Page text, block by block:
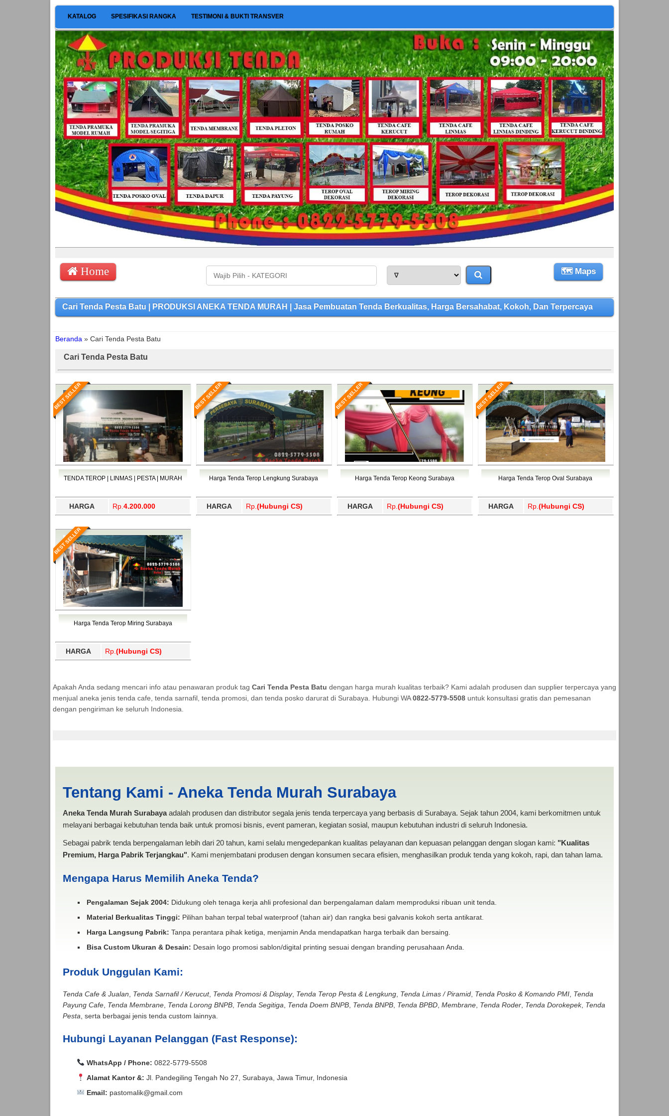
KATALOG SPESIFIKASI RANGKA TESTIMONI & BUKTI TRANSVER
Home 🗺 Maps
Cari Tenda Pesta Batu | PRODUKSI ANEKA TENDA MURAH | Jasa Pembuatan Tenda Berkualitas, Harga Bersahabat, Kokoh, Dan Terpercaya
Beranda » Cari Tenda Pesta Batu
Cari Tenda Pesta Batu
BEST SELLER
TENDA TEROP | LINMAS | PESTA | MURAH
HARGA Rp. 4.200.000
BEST SELLER
Harga Tenda Terop Lengkung Surabaya
HARGA Rp. (Hubungi CS)
BEST SELLER
Harga Tenda Terop Keong Surabaya
HARGA Rp. (Hubungi CS)
BEST SELLER
Harga Tenda Terop Oval Surabaya
HARGA Rp. (Hubungi CS)
BEST SELLER
Harga Tenda Terop Miring Surabaya
HARGA Rp. (Hubungi CS)
Apakah Anda sedang mencari info atau penawaran produk tag Cari Tenda Pesta Batu dengan harga murah kualitas terbaik? Kami adalah produsen dan supplier terpercaya yang
menjual aneka jenis tenda cafe, tenda sarnafil, tenda promosi, dan tenda posko darurat di Surabaya. Hubungi WA0822-5779-5508untuk konsultasi gratis dan pemesanan
dengan pengiriman ke seluruh Indonesia.
Tentang Kami - Aneka Tenda Murah Surabaya
Aneka Tenda Murah Surabayaadalah produsen dan distributor segala jenis tenda terpercaya yang berbasis di Surabaya. Sejak tahun 2004, kami berkomitmen untuk
melayani berbagai kebutuhan tenda baik untuk promosi bisnis, event pameran, kegiatan sosial, maupun kebutuhan industri di seluruh Indonesia.
Sebagai pabrik tenda berpengalaman lebih dari 20 tahun, kami selalu mengedepankan kualitas pelayanan dan kepuasan pelanggan dengan slogan kami: "Kualitas
Premium, Harga Pabrik Terjangkau". Kami menjembatani produsen dengan konsumen secara efisien, menghasilkan produk tenda yang kokoh, rapi, dan tahan lama.
Mengapa Harus Memilih Aneka Tenda?
Pengalaman Sejak 2004: Didukung oleh tenaga kerja ahli profesional dan berpengalaman dalam memproduksi ribuan unit tenda.
Material Berkualitas Tinggi: Pilihan bahan terpal tebal waterproof (tahan air) dan rangka besi galvanis kokoh serta antikarat.
Harga Langsung Pabrik: Tanpa perantara pihak ketiga, menjamin Anda mendapatkan harga terbaik dan bersaing.
Bisa Custom Ukuran & Desain: Desain logo promosi sablon/digital printing sesuai dengan branding perusahaan Anda.
Produk Unggulan Kami:
Tenda Cafe & Jualan Tenda Sarnafil / Kerucut, Tenda Promosi & Display, Tenda Terop Pesta & Lengkung, Tenda Limas / Piramid, Tenda Posko & Komando PMI, Tenda
Payung Cafe, Tenda Membrane, Tenda Lorong BNPB, Tenda Segitiga Tenda Doem BNPB, Tenda BNPB, Tenda BPBD, Membrane, Tenda Roder, Tenda Dorokepek, Tenda
Pesta , serta berbagai jenis tenda custom lainnya.
Hubungi Layanan Pelanggan (Fast Response):
WhatsApp / Phone: 0822-5779-5508
Alamat Kantor &: Jl. Pandegiling Tengah No 27, Surabaya, Jawa Timur, Indonesia
Email: pastomalik@gmail.com